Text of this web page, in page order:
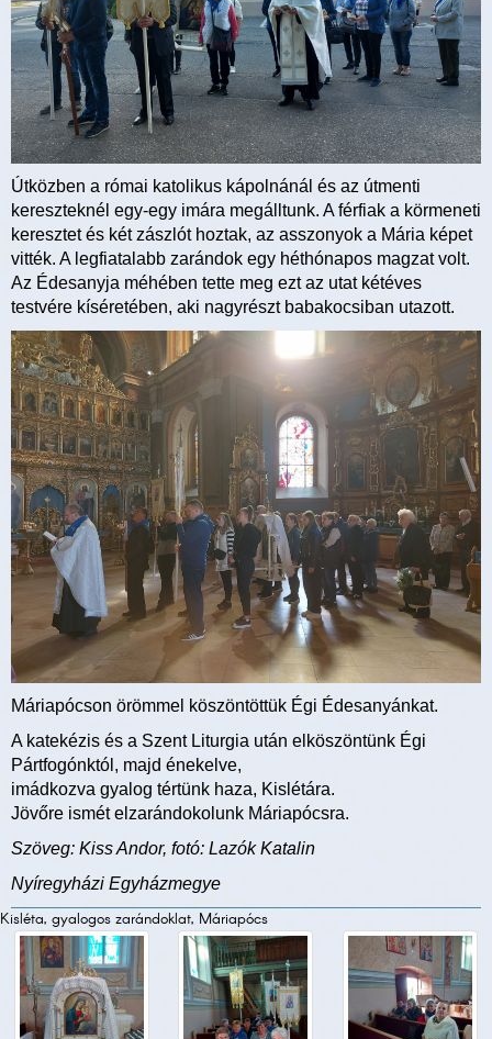
Útközben a római katolikus kápolnánál és az útmenti
kereszteknél egy-egy imára megálltunk. A férfiak a körmeneti
keresztet és két zászlót hoztak, az asszonyok a Mária képet
vitték. A legfiatalabb zarándok egy héthónapos magzat volt.
Az Édesanyja méhében tette meg ezt az utat kétéves
testvére kíséretében, aki nagyrészt babakocsiban utazott.
Máriapócson örömmel köszöntöttük Égi Édesanyánkat.
A katekézis és a Szent Liturgia után elköszöntünk Égi
Pártfogónktól, majd énekelve,
imádkozva gyalog tértünk haza, Kislétára.
Jövőre ismét elzarándokolunk Máriapócsra.
Szöveg: Kiss Andor, fotó: Lazók Katalin
Nyíregyházi Egyházmegye
Kisléta, gyalogos zarándoklat, Máriapócs